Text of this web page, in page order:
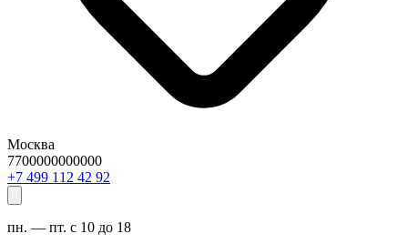
Москва
7700000000000
29 24 211 994 7+
пн. — пт. с 10 до 18